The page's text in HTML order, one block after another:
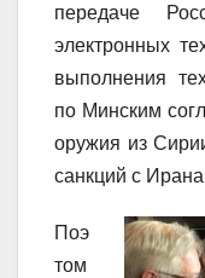
передаче
электронных
выполнения
по Минским
оружия из
санкций с
Поэ
том